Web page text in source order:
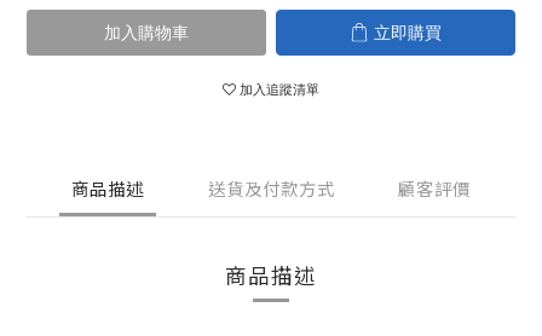
加入購物車 立即購買
加入追蹤清單
商品描述 送貨及付款方式 顧客評價
商品描述